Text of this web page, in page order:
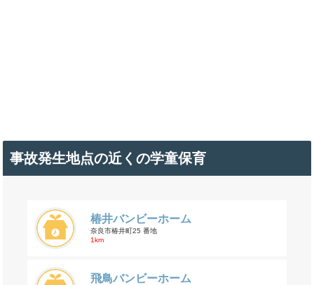
事故発生地点の近くの学童保育
椿井バンビーホーム
奈良市椿井町25 番地
1km
飛鳥バンビーホーム